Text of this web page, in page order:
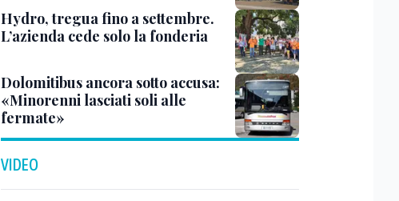
Hydro, tregua fino a settembre.
L’azienda cede solo la fonderia
Dolomitibus ancora sotto accusa:
«Minorenni lasciati soli alle
fermate»
VIDEO